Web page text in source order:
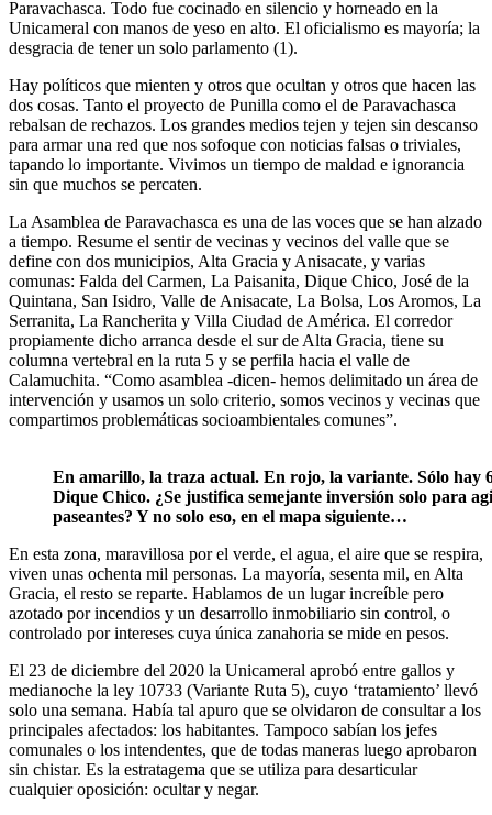
Paravachasca. Todo fue cocinado en silencio y horneado en la
Unicameral con manos de yeso en alto. El oficialismo es mayoría; la
desgracia de tener un solo parlamento (1).
Hay políticos que mienten y otros que ocultan y otros que hacen las
dos cosas. Tanto el proyecto de Punilla como el de Paravachasca
rebalsan de rechazos. Los grandes medios tejen y tejen sin descanso
para armar una red que nos sofoque con noticias falsas o triviales,
tapando lo importante. Vivimos un tiempo de maldad e ignorancia
sin que muchos se percaten.
La Asamblea de Paravachasca es una de las voces que se han alzado
a tiempo. Resume el sentir de vecinas y vecinos del valle que se
define con dos municipios, Alta Gracia y Anisacate, y varias
comunas: Falda del Carmen, La Paisanita, Dique Chico, José de la
Quintana, San Isidro, Valle de Anisacate, La Bolsa, Los Aromos, La
Serranita, La Rancherita y Villa Ciudad de América. El corredor
propiamente dicho arranca desde el sur de Alta Gracia, tiene su
columna vertebral en la ruta 5 y se perfila hacia el valle de
Calamuchita. “Como asamblea -dicen- hemos delimitado un área de
intervención y usamos un solo criterio, somos vecinos y vecinas que
compartimos problemáticas socioambientales comunes”.
En amarillo, la traza actual. En rojo, la variante. Sólo hay
Dique Chico. ¿Se justifica semejante inversión solo para
paseantes? Y no solo eso, en el mapa siguiente…
En esta zona, maravillosa por el verde, el agua, el aire que se respira,
viven unas ochenta mil personas. La mayoría, sesenta mil, en Alta
Gracia, el resto se reparte. Hablamos de un lugar increíble pero
azotado por incendios y un desarrollo inmobiliario sin control, o
controlado por intereses cuya única zanahoria se mide en pesos.
El 23 de diciembre del 2020 la Unicameral aprobó entre gallos y
medianoche la ley 10733 (Variante Ruta 5), cuyo ‘tratamiento’ llevó
solo una semana. Había tal apuro que se olvidaron de consultar a los
principales afectados: los habitantes. Tampoco sabían los jefes
comunales o los intendentes, que de todas maneras luego aprobaron
sin chistar. Es la estratagema que se utiliza para desarticular
cualquier oposición: ocultar y negar.